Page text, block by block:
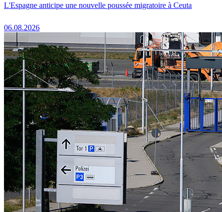
L'Espagne anticipe une nouvelle poussée migratoire à Ceuta
06.08.2026